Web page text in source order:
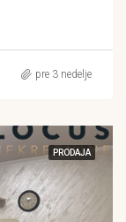
pre 3 nedelje
PRODAJA